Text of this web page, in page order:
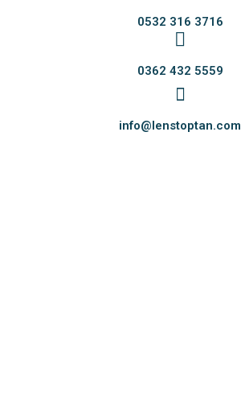
0532 316 3716
0362 432 5559
info@lenstoptan.com